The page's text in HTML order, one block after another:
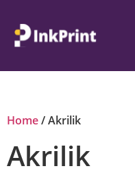
Home/ Akrilik
Akrilik